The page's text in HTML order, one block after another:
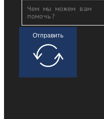
Отправить